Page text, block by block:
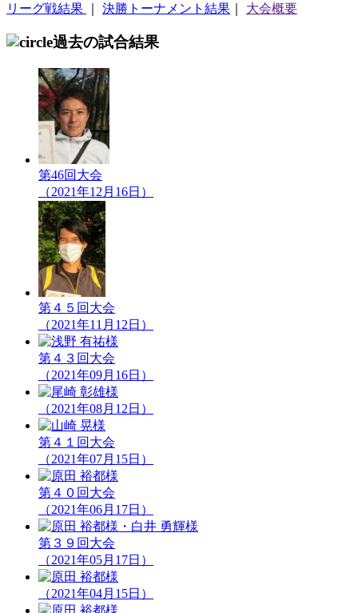
リーグ戦結果 決勝トーナメント結果 大会概要
過去の試合結果
第46回大会
（2021年12月16日）
第４５回大会
（2021年11月12日）
第４３回大会
（2021年09月16日）
（2021年08月12日）
第４１回大会
（2021年07月15日）
第４０回大会
（2021年06月17日）
第３９回大会
（2021年05月17日）
（2021年04月15日）